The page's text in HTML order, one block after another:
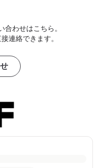
わせはこちら。
連絡できます。